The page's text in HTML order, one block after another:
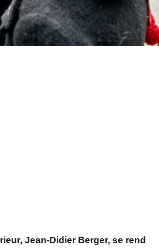
Jean-Didier Berger, se rend